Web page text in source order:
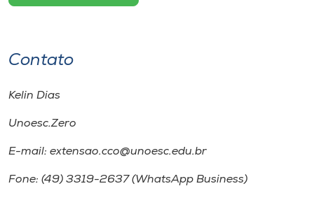
Contato
Kelin Dias
Unoesc.Zero
E-mail: extensao.cco@unoesc.edu.br
Fone: (49) 3319-2637 (WhatsApp Business)